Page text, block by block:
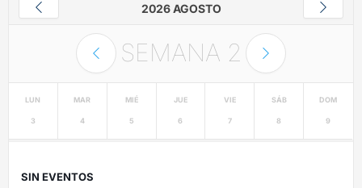
2026 AGOSTO
SEMANA 2
LUN
3
MAR
4
MIÉ
5
JUE
6
VIE
7
SÁB
8
DOM
9
SIN EVENTOS